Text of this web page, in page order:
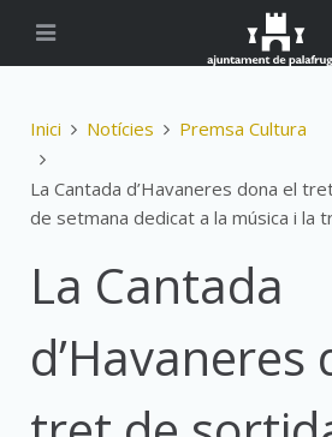
Inici Notícies Premsa Cultura
La Cantada d’Havaneres dona el
de setmana dedicat a la música i la
La Cantada
d’Havaneres